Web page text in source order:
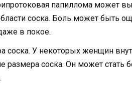
папиллома может
соска. Боль может быть
в покое.
соска. У некоторых женщин
размера соска. Он может